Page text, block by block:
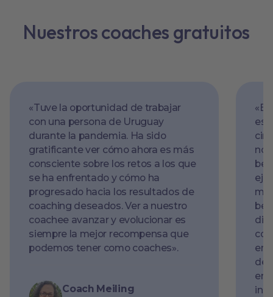
Nuestros coaches gratuitos
«Tuve la oportunidad de trabajar
con una persona de Uruguay
durante la pandemia. Ha sido
gratificante ver cómo ahora es más
consciente sobre los retos a los que
se ha enfrentado y cómo ha
progresado hacia los resultados de
coaching deseados. Ver a nuestro
coachee avanzar y evolucionar es
siempre la mejor recompensa que
podemos tener como coaches».
Coach Meiling
no